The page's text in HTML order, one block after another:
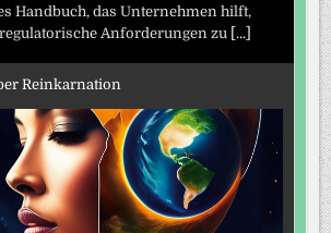
Handbuch, das Unternehmen hilft,
Anforderungen zu [...]
Reinkarnation